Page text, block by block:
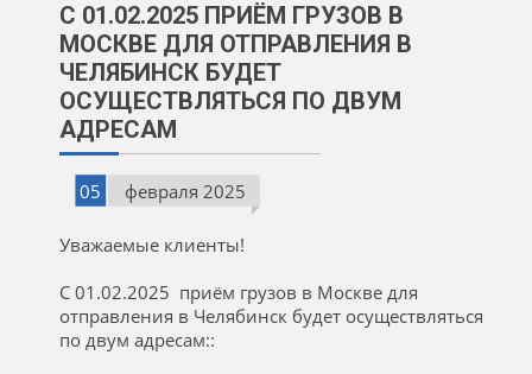
C 01.02.2025 ПРИЁМ ГРУЗОВ В
МОСКВЕ ДЛЯ ОТПРАВЛЕНИЯ В
ЧЕЛЯБИНСК БУДЕТ
ОСУЩЕСТВЛЯТЬСЯ ПО ДВУМ
АДРЕСАМ
05 февраля 2025
Уважаемые клиенты!
С 01.02.2025 приём грузов в Москве для
отправления в Челябинск будет осуществляться
по двум адресам::